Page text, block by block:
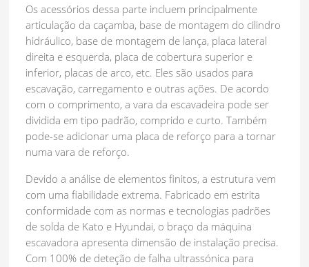
Os acessórios dessa parte incluem principalmente
articulação da caçamba, base de montagem do cilindro
hidráulico, base de montagem de lança, placa lateral
direita e esquerda, placa de cobertura superior e
inferior, placas de arco, etc. Eles são usados para
escavação, carregamento e outras ações. De acordo
com o comprimento, a vara da escavadeira pode ser
dividida em tipo padrão, comprido e curto. Também
pode-se adicionar uma placa de reforço para a tornar
numa vara de reforço.
Devido a análise de elementos finitos, a estrutura vem
com uma fiabilidade extrema. Fabricado em estrita
conformidade com as normas e tecnologias padrões
de solda de Kato e Hyundai, o braço da máquina
escavadora apresenta dimensão de instalação precisa.
Com 100% de deteção de falha ultrassónica para